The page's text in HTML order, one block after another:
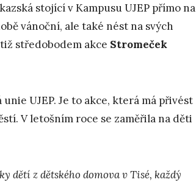
stojící v Kampusu UJEP přímo na
vánoční, ale také nést na svých
středobodem akce Stromeček
UJEP. Je to akce, která má přivést
V letošním roce se zaměřila na děti
dětí z dětského domova v Tisé, každý